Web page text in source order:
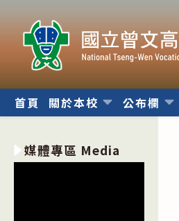
內
首頁 關於本校 公布欄
媒體專區 Media